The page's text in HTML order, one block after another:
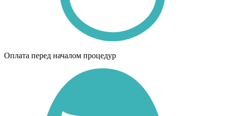
Оплата перед началом процедур